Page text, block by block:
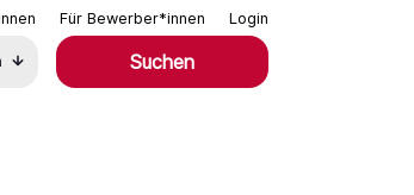
Für Bewerber*innen Login
Suchen